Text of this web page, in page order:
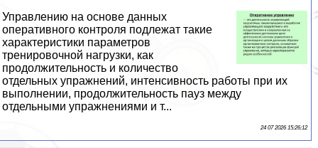
Управлению на основе данных
оперативного контроля подлежат такие
хаpaктеристики параметров
тренировочной нагрузки, как
продолжительность и количество
отдельных упражнений, интенсивность работы при их
выполнении, продолжительность пауз между
отдельными упражнениями и т...
24 07 2026 15:26:12